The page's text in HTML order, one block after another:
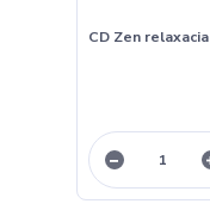
CD Zen relaxacia